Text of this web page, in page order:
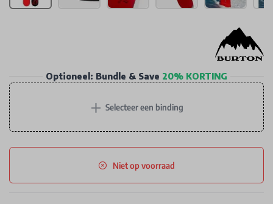
Optioneel: Bundle & Save 20% KORTING
+ Selecteer een binding
Niet op voorraad